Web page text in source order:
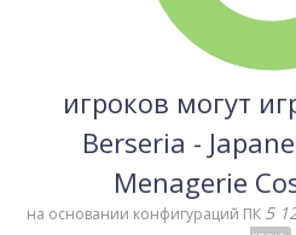
игроков могут
Berseria -
Menagerie
на основании конфигураций ПК 5